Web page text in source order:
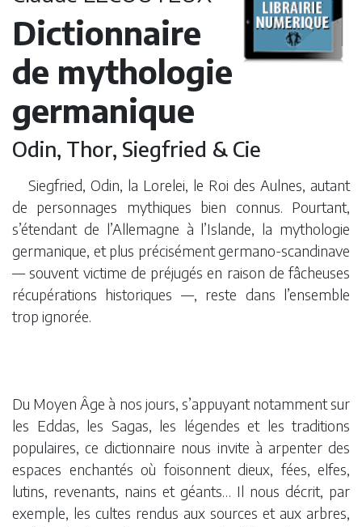
Dictionnaire
de mythologie
germanique
Odin, Thor, Siegfried & Cie
Siegfried, Odin, la Lorelei, le Roi des Aulnes, autant
de personnages mythiques bien connus. Pourtant,
s’étendant de l’Allemagne à l’Islande, la mythologie
germanique, et plus précisément germano-scandinave
— souvent victime de préjugés en raison de fâcheuses
récupérations historiques —, reste dans l’ensemble
trop ignorée.
Du Moyen Âge à nos jours, s’appuyant notamment sur
les Eddas, les Sagas, les légendes et les traditions
populaires, ce dictionnaire nous invite à arpenter des
espaces enchantés où foisonnent dieux, fées, elfes,
lutins, revenants, nains et géants… Il nous décrit, par
exemple, les cultes rendus aux sources et aux arbres,